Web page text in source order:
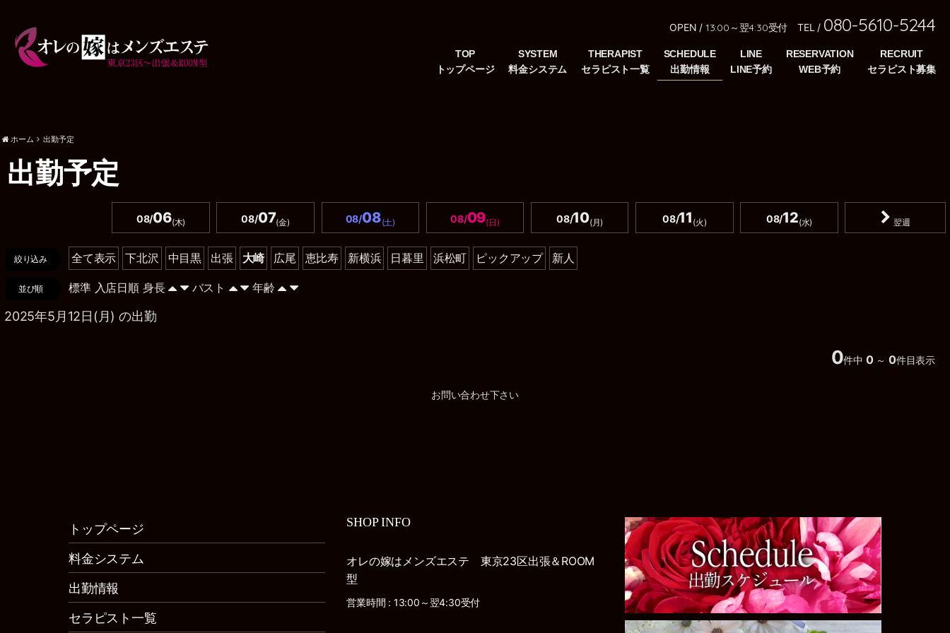
OPEN / 13:00～翌4:30受付 TEL / 080-5610-5244
TOP SYSTEM THERAPIST SCHEDULE LINE RESERVATION RECRUIT
ホーム 出勤予定
出勤予定
08/06(木) 08/07(金) 08/08(土) 08/09(日) 08/10(月) 08/11 (火) 08/12(水) 翌週
絞り込み 全て表示 下北沢 中目黒 出張 大崎 広尾 恵比寿 新横浜 日暮里 浜松町 ピックアップ 新人
並び順 標準 入店日順 身長 バスト 年齢
2025年5月12日(月) の出勤
0件中 0～0件目表示
お問い合わせ下さい
トップページ
料金システム
出勤情報
セラピスト一覧
SHOP INFO
オレの嫁はメンズエステ 東京23区出張＆ROOM
型
営業時間 : 13:00～翌4:30受付